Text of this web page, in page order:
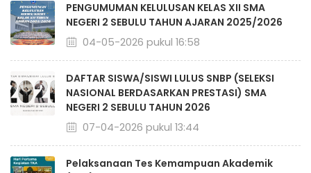
PENGUMUMAN KELULUSAN KELAS XII SMA
NEGERI 2 SEBULU TAHUN AJARAN 2025/2026
04-05-2026 pukul 16:58
DAFTAR SISWA/SISWI LULUS SNBP (SELEKSI
NASIONAL BERDASARKAN PRESTASI) SMA
NEGERI 2 SEBULU TAHUN 2026
07-04-2026 pukul 13:44
Pelaksanaan Tes Kemampuan Akademik